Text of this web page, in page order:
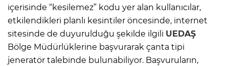
içerisinde “kesilemez” kodu yer alan kullanıcılar,
etkilendikleri planlı kesintiler öncesinde, internet
sitesinde de duyurulduğu şekilde ilgili UEDAŞ
Bölge Müdürlüklerine başvurarak çanta tipi
jeneratör talebinde bulunabiliyor. Başvuruların,